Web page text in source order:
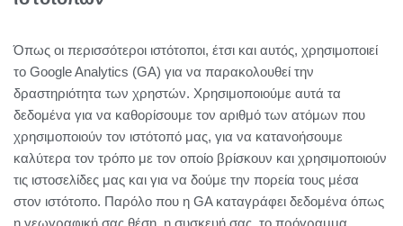
Όπως οι περισσότεροι ιστότοποι, έτσι και αυτός, χρησιμοποιεί
το Google Analytics (GA) για να παρακολουθεί την
δραστηριότητα των χρηστών. Χρησιμοποιούμε αυτά τα
δεδομένα για να καθορίσουμε τον αριθμό των ατόμων που
χρησιμοποιούν τον ιστότοπό μας, για να κατανοήσουμε
καλύτερα τον τρόπο με τον οποίο βρίσκουν και χρησιμοποιούν
τις ιστοσελίδες μας και για να δούμε την πορεία τους μέσα
στον ιστότοπο. Παρόλο που η GA καταγράφει δεδομένα όπως